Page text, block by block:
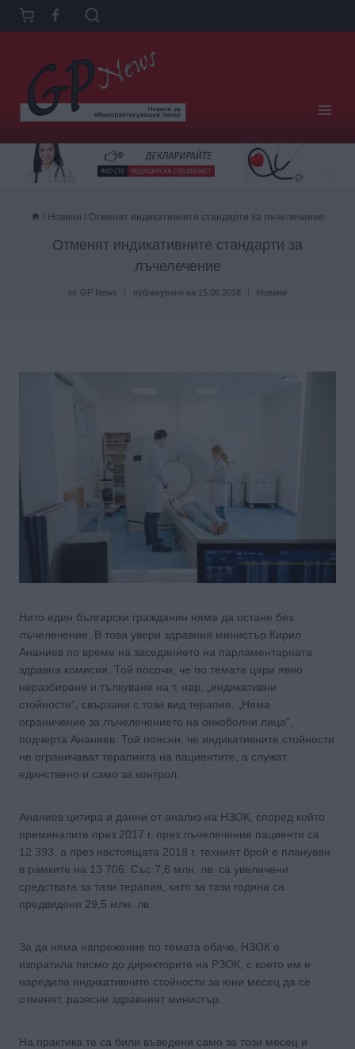
Към
съдържанието
/ Новини / Отменят индикативните стандарти за лъчелечение
Отменят индикативните стандарти за
лъчелечение
от GP News публикувано на 15.06.2018 Новини
Нито един български гражданин няма да остане без
лъчелечение. В това увери здравния министър Кирил
Ананиев по време на заседанието на парламентарната
здравна комисия. Той посочи, че по темата цари явно
неразбиране и тълкуване на т. нар. „индикативни
стойности“, свързани с този вид терапия. „Няма
ограничение за лъчелечението на онкоболни лица“,
подчерта Ананиев. Той поясни, че индикативните стойности
не ограничават терапията на пациентите, а служат
единствено и само за контрол.
Ананиев цитира и данни от анализ на НЗОК, според който
преминалите през 2017 г. през лъчелечение пациенти са
12 393, а през настоящата 2018 г. техният брой е плануван
в рамките на 13 706. Със 7,6 млн. лв. са увеличени
средствата за тази терапия, като за тази година са
предвидени 29,5 млн. лв.
За да няма напрежение по темата обаче, НЗОК е
изпратила писмо до директорите на РЗОК, с което им е
наредила индикативните стойности за юни месец да се
отменят, разясни здравният министър.
На практика те са били въведени само за този месец и